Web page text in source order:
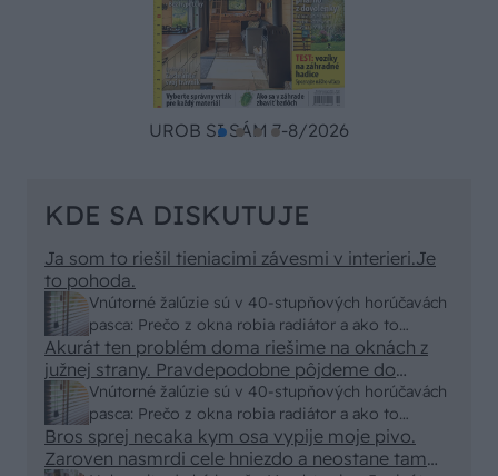
UROB SI SÁM 7-8/2026
KDE SA DISKUTUJE
Vnútorné žalúzie sú v 40-stupňových horúčavách
pasca: Prečo z okna robia radiátor a ako to
vyriešiť za pár eur?
Ja som to riešil tieniacimi závesmi v interieri.Je
to pohoda.
Vnútorné žalúzie sú v 40-stupňových horúčavách
pasca: Prečo z okna robia radiátor a ako to
vyriešiť za pár eur?
Akurát ten problém doma riešime na oknách z
južnej strany. Pravdepodobne pôjdeme do
vonkajšieho tienenia na spôsob markízy
250x150cm. Čínsky predajcovia idú okolo 100
eur kus.
Bros sprej necaka kym osa vypije moje pivo.
Zaroven nasmrdi cele hniezdo a neostane tam